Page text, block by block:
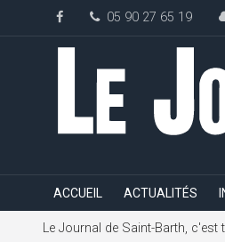
05 90 27 65 19
ACCUEIL ACTUALITÉS
Le Journal de Saint-Barth, c'est